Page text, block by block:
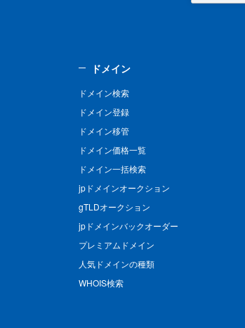
ドメイン
ドメイン検索
ドメイン登録
ドメイン移管
ドメイン価格一覧
ドメイン一括検索
jpドメインオークション
gTLDオークション
jpドメインバックオーダー
プレミアムドメイン
人気ドメインの種類
WHOIS検索